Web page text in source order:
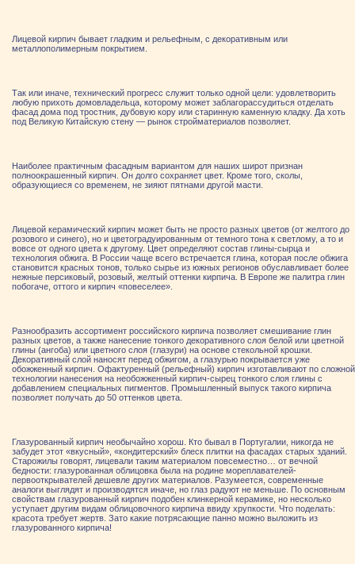
Лицевой кирпич бывает гладким и рельефным, с декоративным или
металлополимерным покрытием.
Так или иначе, технический прогресс служит только одной цели: удовлетворить
любую прихоть домовладельца, которому может заблагорассудиться отделать
фасад дома под тростник, дубовую кору или старинную каменную кладку. Да хоть
под Великую Китайскую стену — рынок стройматериалов позволяет.
Наиболее практичным фасадным вариантом для наших широт признан
полноокрашенный кирпич. Он долго сохраняет цвет. Кроме того, сколы,
образующиеся со временем, не зияют пятнами другой масти.
Лицевой керамический кирпич может быть не просто разных цветов (от желтого до
розового и синего), но и цветоградуированным от темного тона к светлому, а то и
вовсе от одного цвета к другому. Цвет определяют состав глины-сырца и
технология обжига. В России чаще всего встречается глина, которая после обжига
становится красных тонов, только сырье из южных регионов обуславливает более
нежные персиковый, розовый, желтый оттенки кирпича. В Европе же палитра глин
побогаче, оттого и кирпич «повеселее».
Разнообразить ассортимент российского кирпича позволяет смешивание глин
разных цветов, а также нанесение тонкого декоративного слоя белой или цветной
глины (ангоба) или цветного слоя (глазури) на основе стекольной крошки.
Декоративный слой наносят перед обжигом, а глазурью покрывается уже
обожженный кирпич. Офактуренный (рельефный) кирпич изготавливают по сложной
технологии нанесения на необожженный кирпич-сырец тонкого слоя глины с
добавлением специальных пигментов. Промышленный выпуск такого кирпича
позволяет получать до 50 оттенков цвета.
Глазурованный кирпич необычайно хорош. Кто бывал в Португалии, никогда не
забудет этот «вкусный», «кондитерский» блеск плитки на фасадах старых зданий.
Старожилы говорят, лицевали таким материалом повсеместно… от вечной
бедности: глазурованная облицовка была на родине мореплавателей-
первооткрывателей дешевле других материалов. Разумеется, современные
аналоги выглядят и производятся иначе, но глаз радуют не меньше. По основным
свойствам глазурованный кирпич подобен клинкерной керамике, но несколько
уступает другим видам облицовочного кирпича ввиду хрупкости. Что поделать:
красота требует жертв. Зато какие потрясающие панно можно выложить из
глазурованного кирпича!